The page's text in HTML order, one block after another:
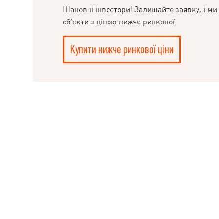
Шановні інвестори! Залишайте заявку, і
об’єкти з ціною нижче ринкової.
Купити нижче ринкової ціни
КЕРІВНИКОВІ